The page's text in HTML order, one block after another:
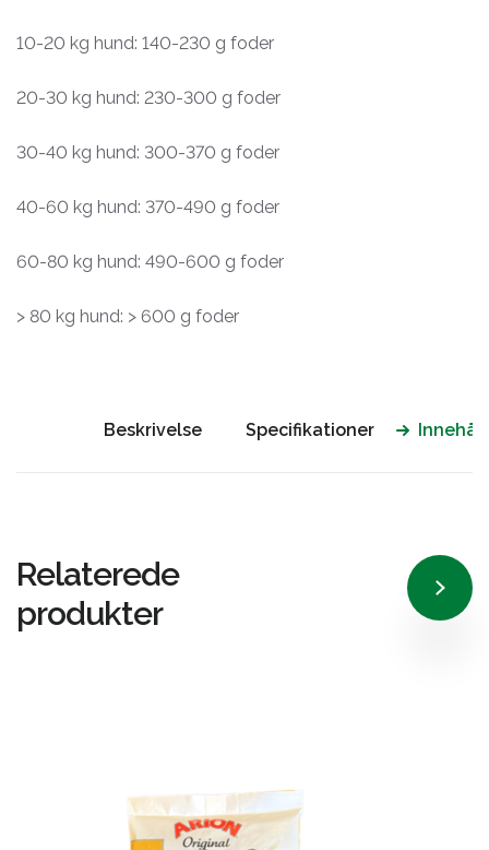
10-20 kg hund: 140-230 g foder
20-30 kg hund: 230-300 g foder
30-40 kg hund: 300-370 g foder
40-60 kg hund: 370-490 g foder
60-80 kg hund: 490-600 g foder
> 80 kg hund: > 600 g foder
Beskrivelse Specifikationer Innehåll
Relaterede
produkter